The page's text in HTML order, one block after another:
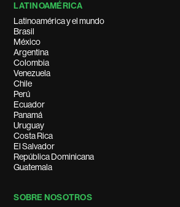
LATINOAMÉRICA
Latinoamérica y el mundo
Brasil
México
Argentina
Colombia
Venezuela
Chile
Perú
Ecuador
Panamá
Uruguay
Costa Rica
El Salvador
República Dominicana
Guatemala
SOBRE NOSOTROS